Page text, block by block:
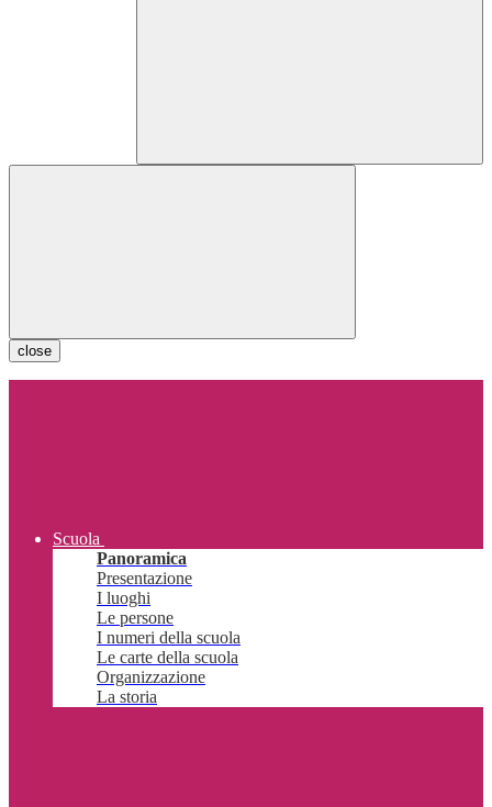
close
Scuola
Panoramica
Presentazione
I luoghi
Le persone
I numeri della scuola
Le carte della scuola
Organizzazione
La storia